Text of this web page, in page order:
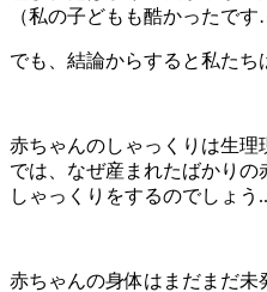
（私の子どもも酷かった
でも、結論からすると私た
赤ちゃんのしゃっくりは生理
では、なぜ産まれたばかりの
しゃっくりをするのでしょう
赤ちゃんの身体はまだまだ